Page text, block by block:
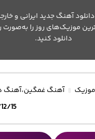
آهنگ جدید ایرانی و
موزیک‌های روز را
دانلود کنید.
آهنگ غمگین،آهنگ
1403/